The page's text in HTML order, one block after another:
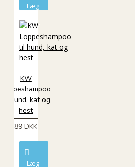
Læg
kurv
KW
Loppeshampoo
til hund, kat og
hest
89 DKK
Læg